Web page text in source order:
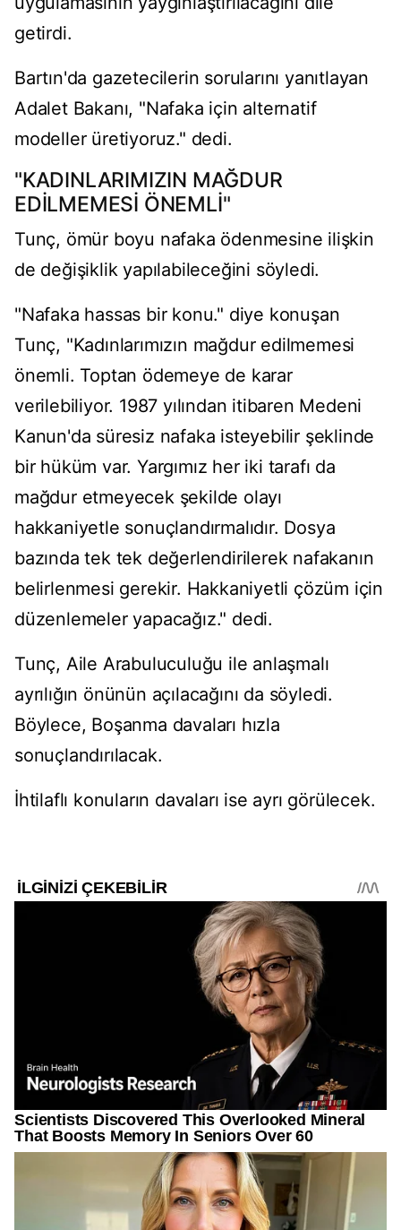
getirdi.
Bartın'da gazetecilerin sorularını yanıtlayan
Adalet Bakanı, "Nafaka için alternatif
modeller üretiyoruz." dedi.
"KADINLARIMIZIN MAĞDUR
EDİLMEMESİ ÖNEMLİ"
Tunç, ömür boyu nafaka ödenmesine ilişkin
de değişiklik yapılabileceğini söyledi.
"Nafaka hassas bir konu." diye konuşan
Tunç, "Kadınlarımızın mağdur edilmemesi
önemli. Toptan ödemeye de karar
verilebiliyor. 1987 yılından itibaren Medeni
Kanun'da süresiz nafaka isteyebilir şeklinde
bir hüküm var. Yargımız her iki tarafı da
mağdur etmeyecek şekilde olayı
hakkaniyetle sonuçlandırmalıdır. Dosya
bazında tek tek değerlendirilerek nafakanın
belirlenmesi gerekir. Hakkaniyetli çözüm için
düzenlemeler yapacağız." dedi.
Tunç, Aile Arabuluculuğu ile anlaşmalı
ayrılığın önünün açılacağını da söyledi.
Böylece, Boşanma davaları hızla
sonuçlandırılacak.
İhtilaflı konuların davaları ise ayrı görülecek.